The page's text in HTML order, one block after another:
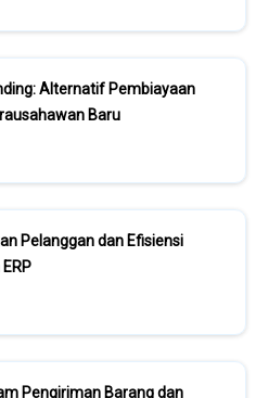
Alternatif Pembiayaan
Baru
Pelanggan dan Efisiensi
Pengiriman Barang dan